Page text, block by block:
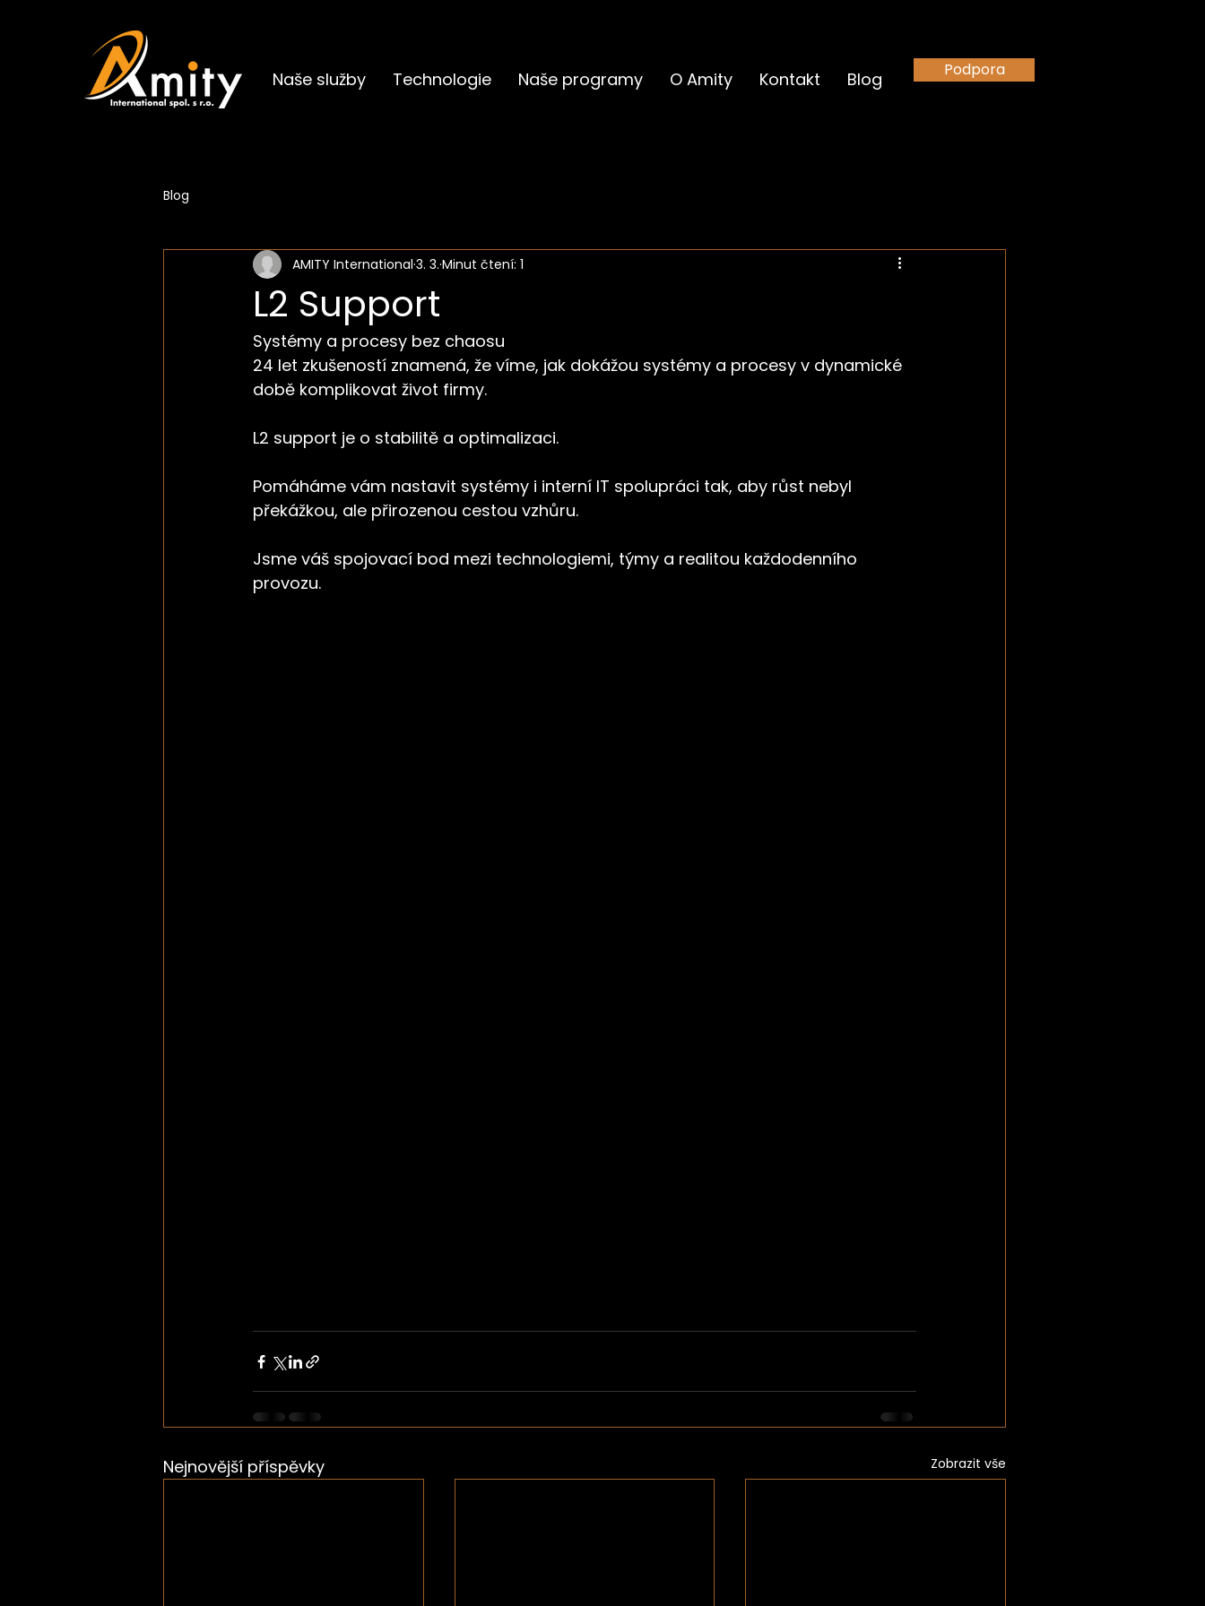
Naše služby Technologie Naše programy O Amity Kontakt Blog Podpora
Blog
L2 Support
AMITY International 3. 3. Minut čtení: 1
Systémy a procesy bez chaosu
24 let zkušeností znamená, že víme, jak dokážou systémy a procesy v dynamické
době komplikovat život firmy.
L2 support je o stabilitě a optimalizaci.
Pomáháme vám nastavit systémy i interní IT spolupráci tak, aby růst nebyl
překážkou, ale přirozenou cestou vzhůru.
Jsme váš spojovací bod mezi technologiemi, týmy a realitou každodenního
provozu.
Nejnovější příspěvky Zobrazit vše